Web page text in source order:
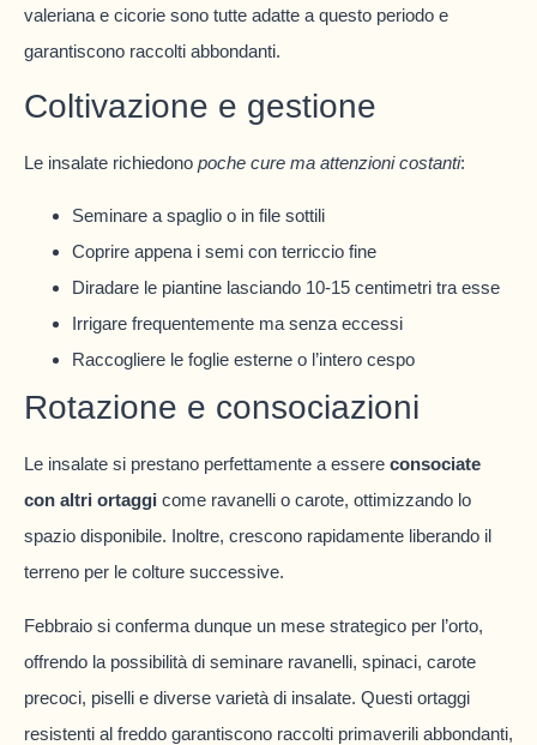
valeriana e cicorie sono tutte adatte a questo periodo e
garantiscono raccolti abbondanti.
Coltivazione e gestione
Le insalate richiedono poche cure ma attenzioni costanti:
Seminare a spaglio o in file sottili
Coprire appena i semi con terriccio fine
Diradare le piantine lasciando 10-15 centimetri tra esse
Irrigare frequentemente ma senza eccessi
Raccogliere le foglie esterne o l’intero cespo
Rotazione e consociazioni
Le insalate si prestano perfettamente a essere consociate
con altri ortaggi come ravanelli o carote, ottimizzando lo
spazio disponibile. Inoltre, crescono rapidamente liberando il
terreno per le colture successive.
Febbraio si conferma dunque un mese strategico per l’orto,
offrendo la possibilità di seminare ravanelli, spinaci, carote
precoci, piselli e diverse varietà di insalate. Questi ortaggi
resistenti al freddo garantiscono raccolti primaverili abbondanti,